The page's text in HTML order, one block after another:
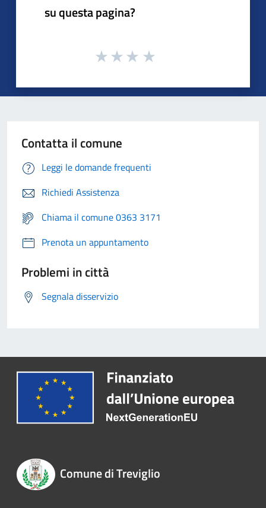
su questa pagina?
Contatta il comune
Leggi le domande frequenti
Richiedi Assistenza
Chiama il comune 0363 3171
Prenota un appuntamento
Problemi in città
Segnala disservizio
Comune di Treviglio